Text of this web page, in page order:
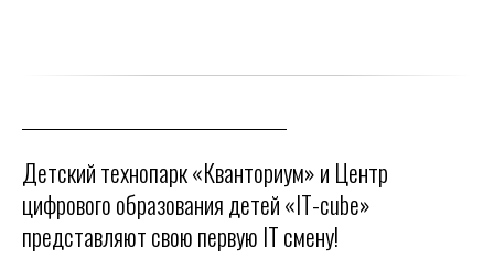
Детский технопарк «Кванториум» и Центр
цифрового образования детей «IT-cube»
представляют свою первую IT смену!